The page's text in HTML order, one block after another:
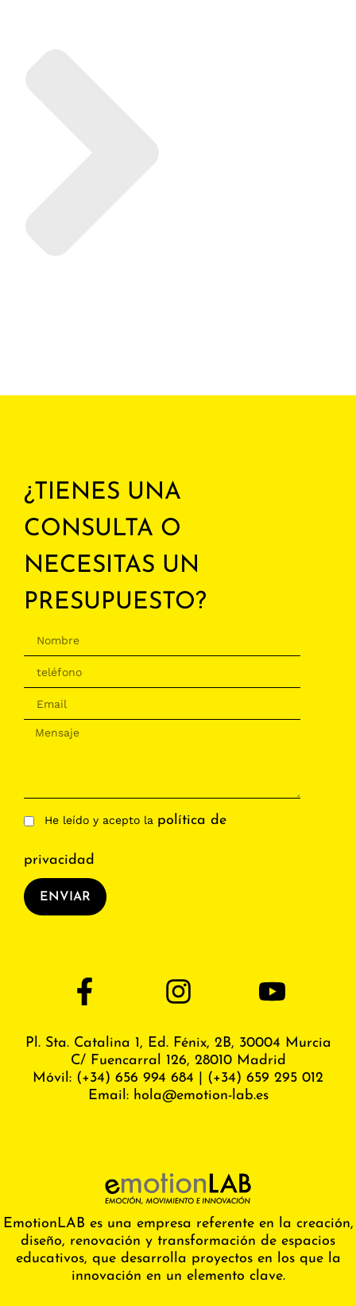
¿TIENES UNA
CONSULTA O
NECESITAS UN
PRESUPUESTO?
He leído y acepto la política de
privacidad
ENVIAR
EmotionLAB es una empresa referente en la creación,
diseño, renovación y transformación de espacios
educativos, que desarrolla proyectos en los que la
innovación en un elemento clave.
Pl. Sta. Catalina 1, Ed. Fénix, 2B, 30004 Murcia
C/ Fuencarral 126, 28010 Madrid
Móvil: (+34) 656 994 684
(+34) 659 295 012
Email: hola@emotion-lab.es